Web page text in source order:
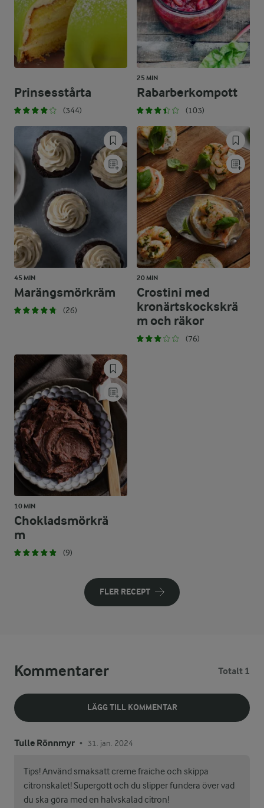
Prinsesstårta
(344)
25 MIN
Rabarberkompott
(103)
45 MIN
Marängsmörkräm
(26)
20 MIN
Crostini med
kronärtskockskrä
m och räkor
(76)
10 MIN
Chokladsmörkrä
m
(9)
FLER RECEPT
Kommentarer Totalt 1
LÄGG TILL KOMMENTAR
Tulle Rönnmyr • 31. jan. 2024
Tips! Använd smaksatt creme fraiche och skippa
citronskalet! Supergott och du slipper fundera över vad
du ska göra med en halvskalad citron!